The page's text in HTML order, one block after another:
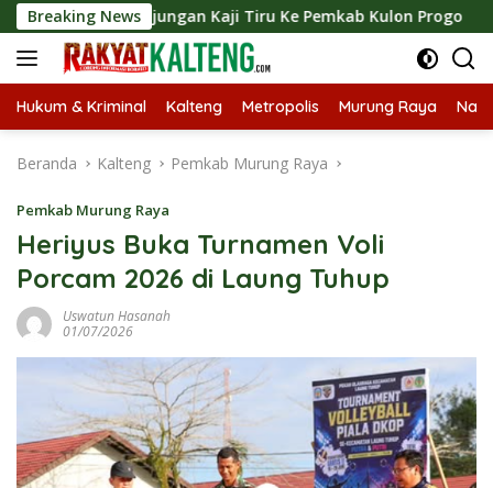
Langsung
ke
konten
Breaking News
Kunjungan Kaji Tiru Ke Pemkab Kulon Progo
Hukum & Kriminal Kalteng Metropolis Murung Raya
Beranda Kalteng Pemkab Murung Raya
Pemkab Murung Raya
Heriyus Buka Turnamen Voli
Porcam 2026 di Laung Tuhup
Uswatun Hasanah
01/07/2026